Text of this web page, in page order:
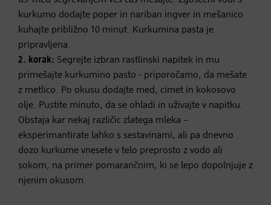
kurkumo dodajte poper in nariban ingver in mešanico
kuhajte približno 10 minut. Kurkumina pasta je
pripravljena.
2. korak: Segrejte izbran rastlinski napitek in mu
primešajte kurkumino pasto - priporočamo, da mešate
z metlico. Po okusu dodajte med, cimet in kokosovo
olje. Pustite minuto, da se ohladi in uživajte v napitku.
Obstaja kar nekaj različic zlatega mleka –
eksperimantirate lahko s sestavinami, ali pa dnevno
dozo kurkume vnesete v telo preprosto z vodo ali
sokom, na primer pomarančnim, ki se lepo dopolnjuje z
njenim okusom.